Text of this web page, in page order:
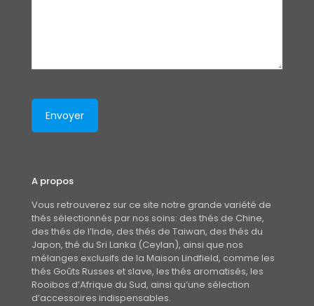
A propos
Vous retrouverez sur ce site notre grande variété de
thés sélectionnés par nos soins: des thés de Chine,
des thés de l’Inde, des thés de Taiwan, des thés du
Japon, thé du Sri Lanka (Ceylan), ainsi que nos
mélanges exclusifs de la Maison Lindfield, comme les
thés Goûts Russes et slave, les thés aromatisés, les
Rooibos d’Afrique du Sud, ainsi qu’une sélection
d’accessoires indispensables.